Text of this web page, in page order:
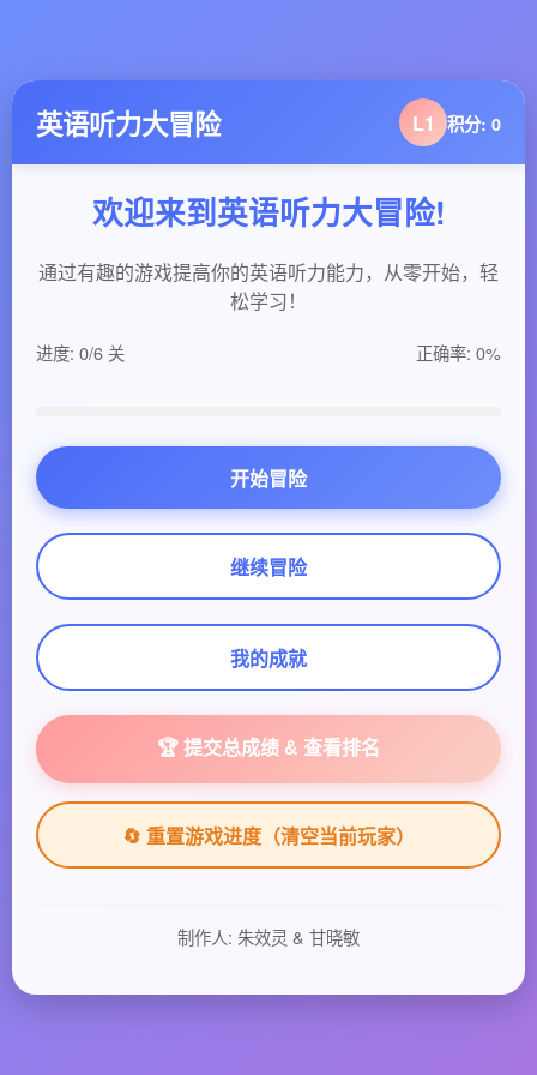
英语听力大冒险 L1 积分: 0
欢迎来到英语听力大冒险!
通过有趣的游戏提高你的英语听力能力，从零开始，轻
松学习！
进度: 0/6 关 正确率: 0%
开始冒险
继续冒险
我的成就
🏆 提交总成绩 & 查看排名
🔄 重置游戏进度（清空当前玩家）
制作人: 朱效灵 & 甘晓敏